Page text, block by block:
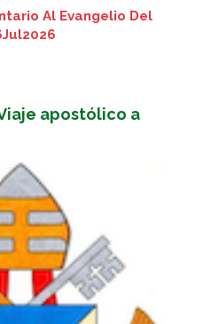
Al Evangelio Del
apostólico a